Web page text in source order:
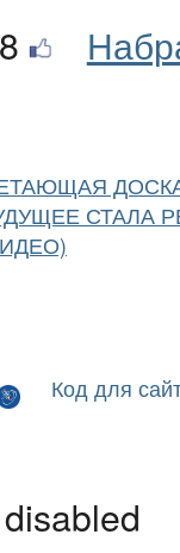
СТАЛА
Код для